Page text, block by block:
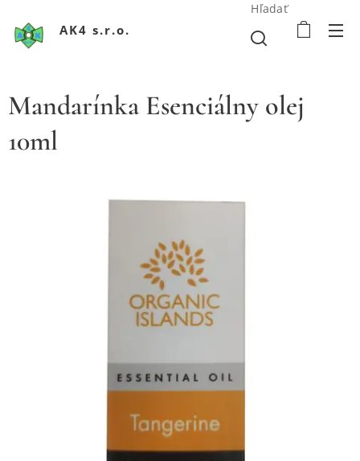
AK4 s.r.o.
Hľadať
Mandarínka Esenciálny olej
10ml
Extra panenský olivový olej s chilli a bylinkami 500ml